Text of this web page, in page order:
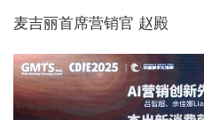
麦吉丽首席营销官 赵殿